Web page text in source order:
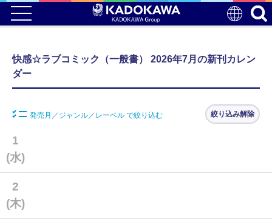
快感☆ラブコミック（一般書） 2026年7月の新刊カレン
ダー
発売月／ジャンル／レーベル で絞り込む 絞り込み解除
1
(水)
2
(木)